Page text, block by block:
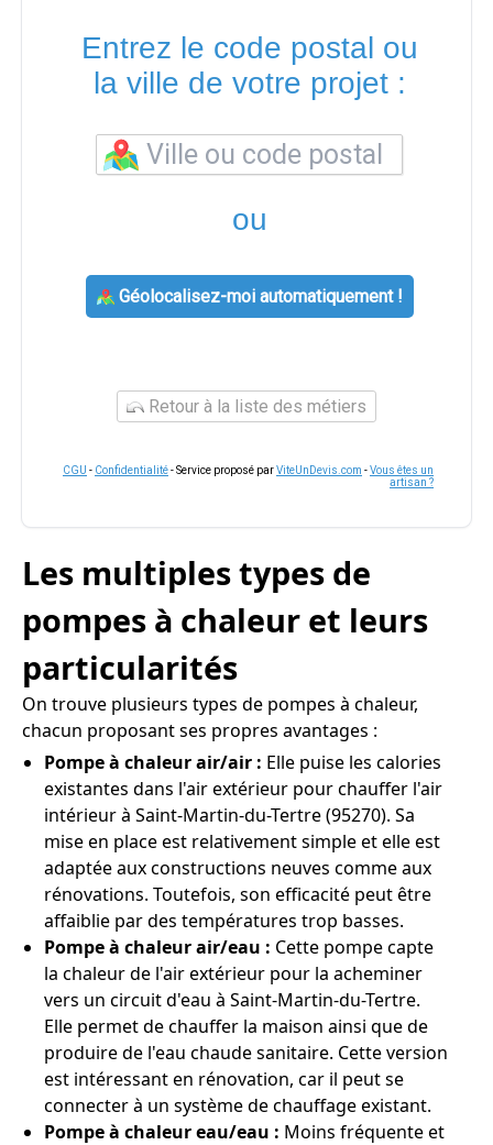
Entrez le code postal ou
la ville de votre projet :
ou
Géolocalisez-moi automatiquement !
Retour à la liste des métiers
CGU - Confidentialité- Service proposé parViteUnDevis.com -Vous êtes un
artisan ?
Les multiples types de
pompes à chaleur et leurs
particularités
On trouve plusieurs types de pompes à chaleur,
chacun proposant ses propres avantages :
Pompe à chaleur air/air : Elle puise les calories
existantes dans l'air extérieur pour chauffer l'air
intérieur à Saint-Martin-du-Tertre (95270). Sa
mise en place est relativement simple et elle est
adaptée aux constructions neuves comme aux
rénovations. Toutefois, son efficacité peut être
affaiblie par des températures trop basses.
Pompe à chaleur air/eau : Cette pompe capte
la chaleur de l'air extérieur pour la acheminer
vers un circuit d'eau à Saint-Martin-du-Tertre.
Elle permet de chauffer la maison ainsi que de
produire de l'eau chaude sanitaire. Cette version
est intéressant en rénovation, car il peut se
connecter à un système de chauffage existant.
Pompe à chaleur eau/eau : Moins fréquente et